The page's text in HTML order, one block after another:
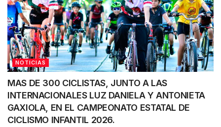
NOTICIAS
MAS DE 300 CICLISTAS, JUNTO A LAS
INTERNACIONALES LUZ DANIELA Y ANTONIETA
GAXIOLA, EN EL CAMPEONATO ESTATAL DE
CICLISMO INFANTIL 2026.